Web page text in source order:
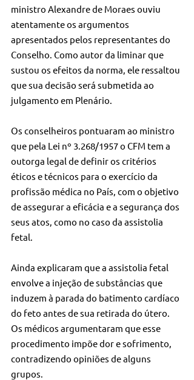
ministro Alexandre de Moraes ouviu
atentamente os argumentos
apresentados pelos representantes do
Conselho. Como autor da liminar que
sustou os efeitos da norma, ele ressaltou
que sua decisão será submetida ao
julgamento em Plenário.
Os conselheiros pontuaram ao ministro
que pela Lei nº 3.268/1957 o CFM tem a
outorga legal de definir os critérios
éticos e técnicos para o exercício da
profissão médica no País, com o objetivo
de assegurar a eficácia e a segurança dos
seus atos, como no caso da assistolia
fetal.
Ainda explicaram que a assistolia fetal
envolve a injeção de substâncias que
induzem à parada do batimento cardíaco
do feto antes de sua retirada do útero.
Os médicos argumentaram que esse
procedimento impõe dor e sofrimento,
contradizendo opiniões de alguns
grupos.